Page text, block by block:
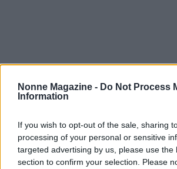
Nonne Magazine - Do Not Process
Information
If you wish to opt-out of the sale, sharing
processing of your personal or sensitive
targeted advertising by us, please use the
section to confirm your selection. Please
AUTORE
AiAdhubMedia